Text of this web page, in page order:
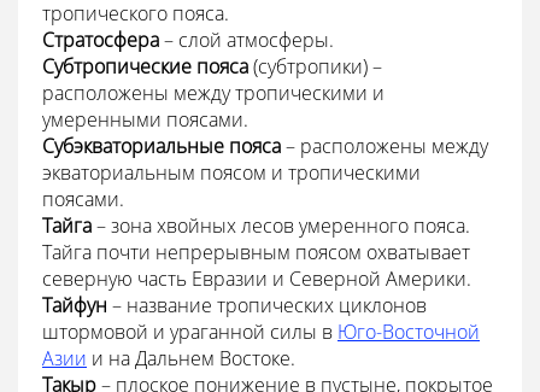
тропического пояса.
Стратосфера– слой атмосферы.
Субтропические пояса(субтропики) –
расположены между тропическими и
умеренными поясами.
Субэкваториальные пояса– расположены между
экваториальным поясом и тропическими
поясами.
Тайга– зона хвойных лесов умеренного пояса.
Тайга почти непрерывным поясом охватывает
северную часть Евразии и Северной Америки.
Тайфун – название тропических циклонов
штормовой и ураганной силы в Юго-Восточной
Азии и на Дальнем Востоке.
Такыр– плоское понижение в пустыне, покрытое